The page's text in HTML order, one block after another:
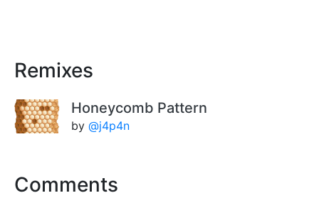
Remixes
Honeycomb Pattern
by @j4p4n
Comments